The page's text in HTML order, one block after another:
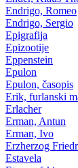
Endrigo, Romeo
Endrigo, Sergio
Epigrafija
Epizootije
Eppenstein
Epulon
Epulon, časopis
Erik, furlanski
Erlacher
Erman, Antun
Erman, Ivo
Erzherzog
Estavela